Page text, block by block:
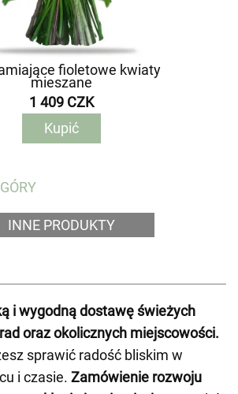
fioletowe kwiaty
mieszane
1 409 CZK
Kupić
INNE PRODUKTY
i wygodną dostawę świeżych
oraz okolicznych miejscowości.
sprawić radość bliskim w
i czasie. Zamówienie rozwoju